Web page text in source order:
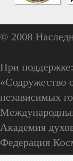
© 2008
При
«Содружество
независимых
Академия
Федерация